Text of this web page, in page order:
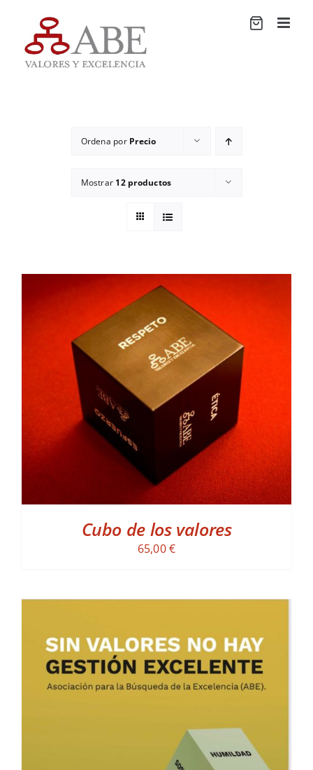
contenido
Ordena por Precio
Mostrar 12 productos
ADD TO CART DETALLES
Cubo de los valores
65,00€